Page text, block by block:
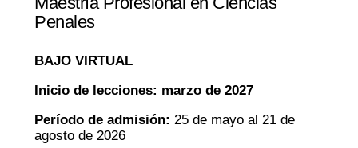
Penales
BAJO VIRTUAL
Inicio de lecciones: marzo de 2027
Período de admisión: 25 de mayo al 21 de
agosto de 2026